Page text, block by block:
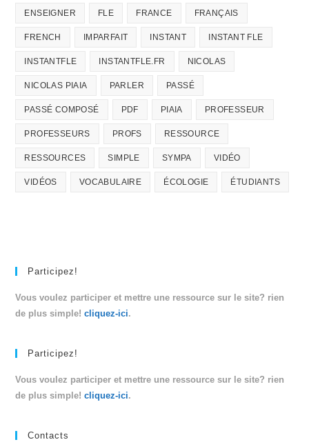
ENSEIGNER FLE FRANCE FRANÇAIS
FRENCH IMPARFAIT INSTANT INSTANT FLE
INSTANTFLE INSTANTFLE.FR NICOLAS
NICOLAS PIAIA PARLER PASSÉ
PASSÉ COMPOSÉ PDF PIAIA PROFESSEUR
PROFESSEURS PROFS RESSOURCE
RESSOURCES SIMPLE SYMPA VIDÉO
VIDÉOS VOCABULAIRE ÉCOLOGIE ÉTUDIANTS
Participez!
Vous voulez participer et mettre une ressource sur le site? rien
de plus simple!cliquez-ici.
Participez!
Vous voulez participer et mettre une ressource sur le site? rien
de plus simple!cliquez-ici.
Contacts